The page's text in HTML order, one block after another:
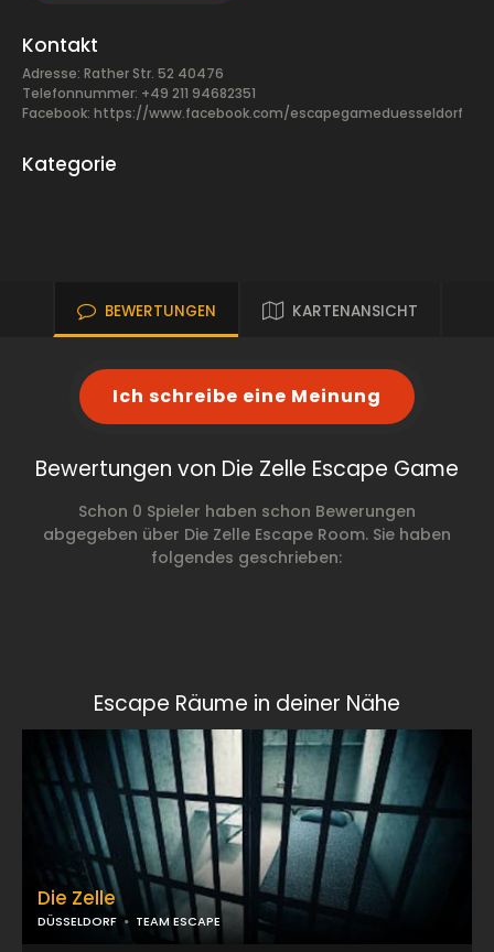
Kontakt
Adresse: Rather Str. 52 40476
Telefonnummer: +49 211 94682351
Facebook: https://www.facebook.com/escapegameduesseldorf
Kategorie
BEWERTUNGEN KARTENANSICHT
Ich schreibe eine Meinung
Bewertungen von Die Zelle Escape Game
Schon 0 Spieler haben schon Bewerungen
abgegeben über Die Zelle Escape Room. Sie haben
folgendes geschrieben:
Escape Räume in deiner Nähe
Die Zelle
DÜSSELDORF TEAM ESCAPE